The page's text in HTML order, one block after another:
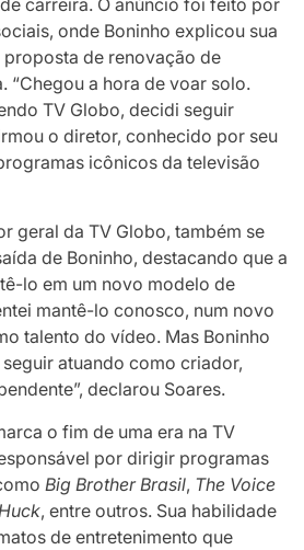
onde Boninho explicou sua
de renovação de
“Chegou a hora de voar solo.
TV Globo, decidi seguir
o diretor, conhecido por seu
icônicos da televisão
geral da TV Globo, também se
de Boninho, destacando que a
lo em um novo modelo de
mantê-lo conosco, num novo
talento do vídeo. Mas Boninho
atuando como criador,
declarou Soares.
o fim de uma era na TV
por dirigir programas
Big Brother Brasil, The Voice
, entre outros. Sua habilidade
de entretenimento que